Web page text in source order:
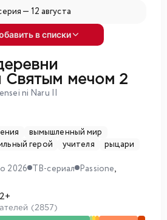
— 12 августа
в списки
Святым мечом 2
ni Naru II
вымышленный мир
герой учителя
рыцари
2026 ТВ-сериал Passione,
(2857)